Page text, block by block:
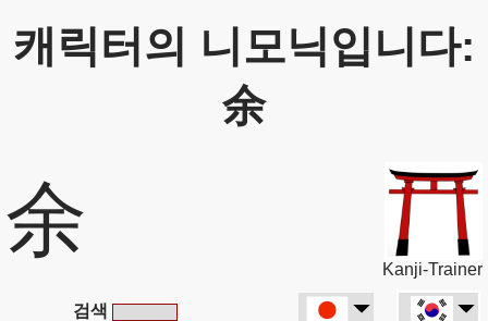
캐릭터의 니모닉입니다:
余
余
Kanji-Trainer
검색